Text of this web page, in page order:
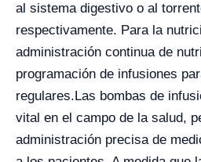
al sistema digestivo o al
respectivamente. Para la
administración continua de
programación de infusiones
regulares.Las bombas de
vital en el campo de la salud,
administración precisa de